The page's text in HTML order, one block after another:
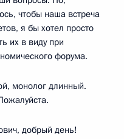
чтобы наша встреча
я бы хотел просто
их в виду при
форума.
монолог длинный.
добрый день!